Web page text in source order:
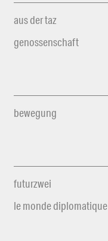
aus der taz
genossenschaft
bewegung
futurzwei
le monde diplomatique